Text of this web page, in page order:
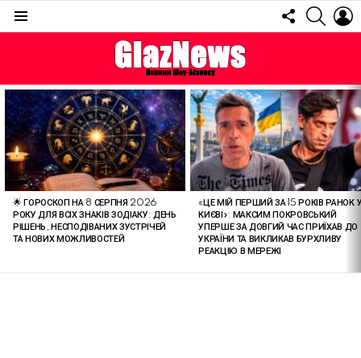
FOLLOW
US
ОСТАННІ
СТАТТІ
🌟 ГОРОСКОП НА 8 СЕРПНЯ 2026
РОКУ ДЛЯ ВСІХ ЗНАКІВ ЗОДІАКУ: ДЕНЬ
РІШЕНЬ, НЕСПОДІВАНИХ ЗУСТРІЧЕЙ
ТА НОВИХ МОЖЛИВОСТЕЙ
«ЦЕ МІЙ ПЕРШИЙ ЗА 15 РОКІВ РАНОК
КИЄВІ»: МАКСИМ ПОКРОВСЬКИЙ
УПЕРШЕ ЗА ДОВГИЙ ЧАС ПРИЇХАВ ДО
УКРАЇНИ ТА ВИКЛИКАВ БУРХЛИВУ
РЕАКЦІЮ В МЕРЕЖІ